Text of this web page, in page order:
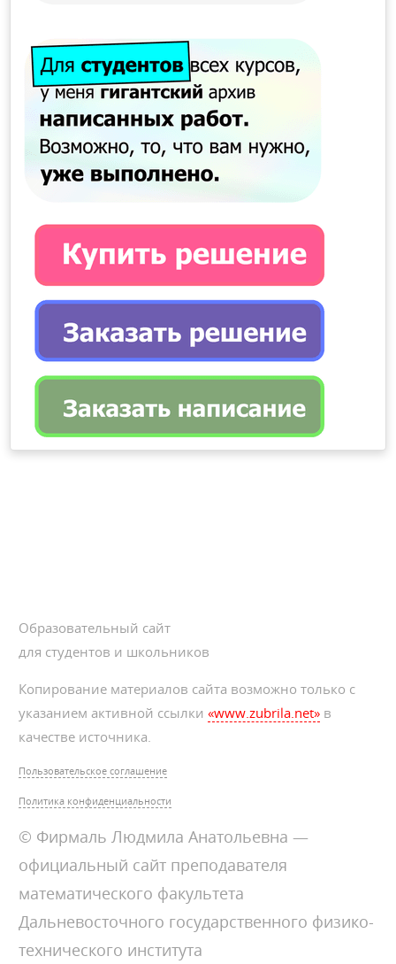
Образовательный сайт
для студентов и школьников
Копирование материалов сайта возможно только с
указанием активной ссылки«www.zubrila.net» в
качестве источника.
Пользовательское соглашение
Политика конфиденциальности
© Фирмаль Людмила Анатольевна —
официальный сайт преподавателя
математического факультета
Дальневосточного государственного физико-
технического института